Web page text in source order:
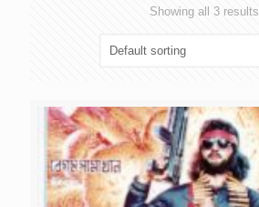
Showing all 3 results